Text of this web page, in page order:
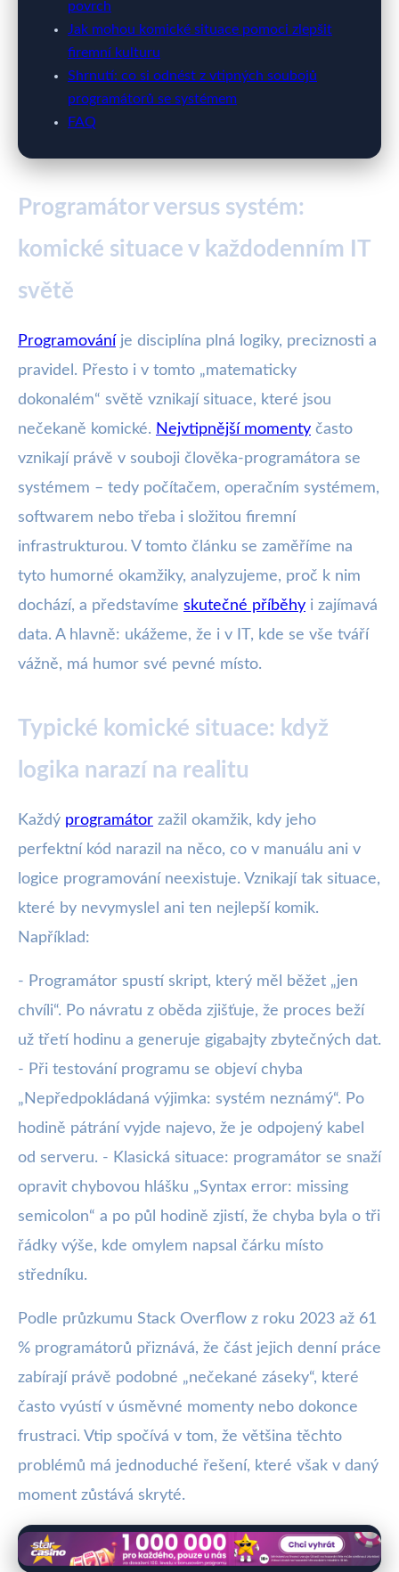
povrch
Jak mohou komické situace pomoci zlepšit
firemní kulturu
Shrnutí: co si odnést z vtipných soubojů
programátorů se systémem
FAQ
Programátor versus systém:
komické situace v každodenním IT
světě
Programování je disciplína plná logiky, preciznosti a
pravidel. Přesto i v tomto „matematicky
dokonalém“ světě vznikají situace, které jsou
nečekaně komické. Nejvtipnější momenty často
vznikají právě v souboji člověka-programátora se
systémem – tedy počítačem, operačním systémem,
softwarem nebo třeba i složitou firemní
infrastrukturou. V tomto článku se zaměříme na
tyto humorné okamžiky, analyzujeme, proč k nim
dochází, a představíme skutečné příběhy i zajímavá
data. A hlavně: ukážeme, že i v IT, kde se vše tváří
vážně, má humor své pevné místo.
Typické komické situace: když
logika narazí na realitu
Každý programátor zažil okamžik, kdy jeho
perfektní kód narazil na něco, co v manuálu ani v
logice programování neexistuje. Vznikají tak situace,
které by nevymyslel ani ten nejlepší komik.
Například:
- Programátor spustí skript, který měl běžet „jen
chvíli“. Po návratu z oběda zjišťuje, že proces beží
už třetí hodinu a generuje gigabajty zbytečných dat.
- Při testování programu se objeví chyba
„Nepředpokládaná výjimka: systém neznámý“. Po
hodině pátrání vyjde najevo, že je odpojený kabel
od serveru. - Klasická situace: programátor se snaží
opravit chybovou hlášku „Syntax error: missing
semicolon“ a po půl hodině zjistí, že chyba byla o tři
řádky výše, kde omylem napsal čárku místo
středníku.
Podle průzkumu Stack Overflow z roku 2023 až 61
% programátorů přiznává, že část jejich denní práce
zabírají právě podobné „nečekané záseky“, které
často vyústí v úsměvné momenty nebo dokonce
frustraci. Vtip spočívá v tom, že většina těchto
problémů má jednoduché řešení, které však v daný
moment zůstává skryté.